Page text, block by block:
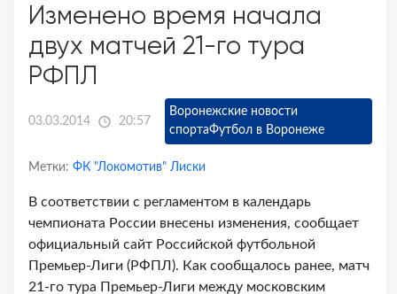
Изменено время начала
двух матчей 21-го тура
РФПЛ
03.03.2014 20:57
Воронежские новости
спортаФутбол в Воронеже
Метки: ФК "Локомотив" Лиски
В соответствии с регламентом в календарь
чемпионата России внесены изменения, сообщает
официальный сайт Российской футбольной
Премьер-Лиги (РФПЛ). Как сообщалось ранее, матч
21-го тура Премьер-Лиги между московским